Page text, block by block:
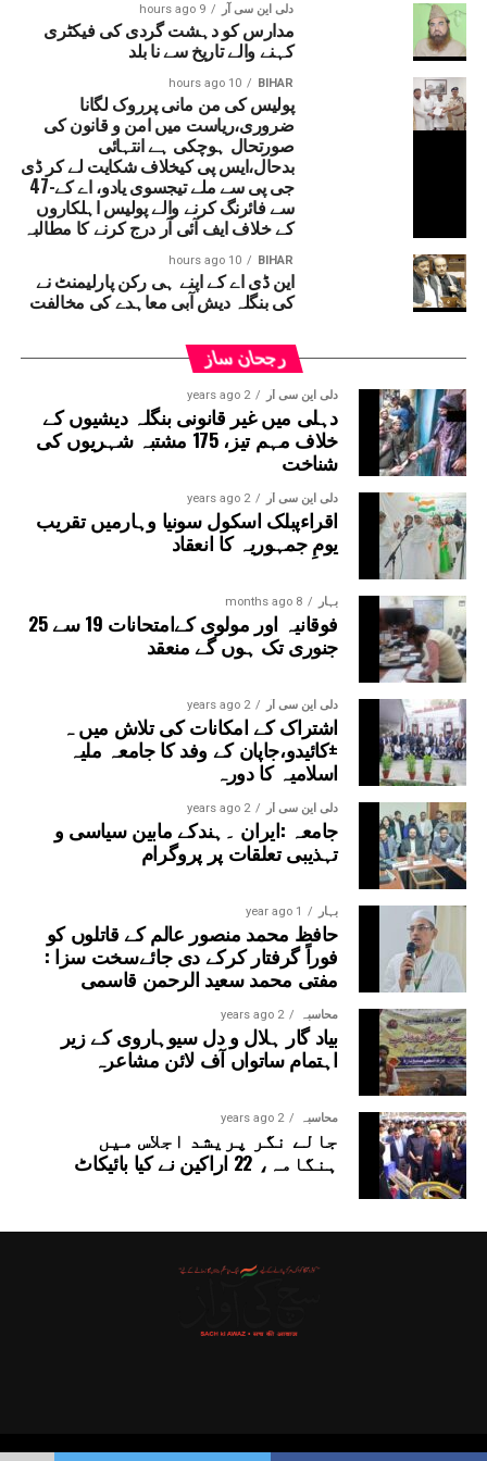
ایسوسی ایشن کے میڈیا انچارج وویک کمار نے کہا کہ اگر اساتذہ
کی آواز دبانے کا سلسلہ جاری رہا تو تنظیم جلد ہی “پول کھول
مہم” شروع کرے گی۔ اس مہم کے ذریعے عام اساتذہ کے
سامنے ایسے تمام معاملات کو منظرِ عام پر لایا جائے گا جن میں
اساتذہ نے اپنے خلاف غیر ضروری دباؤ، بے بنیاد شکایات یا
کارروائی کی کوششوں کا الزام عائد کیا ہے۔ تنظیم نے واضح
کیا کہ یہ مہم صرف مصدقہ حقائق اور دستیاب سرکاری
ریکارڈ کی بنیاد پر چلائی جائے گی۔بہار اسٹیٹ ٹیچرس ایسوسی
ایشن نے دوٹوک انداز میں کہا کہ وہ ہر استاد کے وقار، آزادیٔ
اظہار اور آئینی حقوق کے تحفظ کے لیے ہمیشہ جدوجہد کرتی
رہے گی اور ضرورت پڑنے پر جمہوری اور قانونی طریقوں سے
وسیع پیمانے پر تحریک بھی چلائے گی۔
دلی این سی آر 9 hours ago
مدارس کو دہشت گردی کی فیکٹری
کہنے والے تاریخ سے نا بلد
BIHAR
10 hours ago
پولیس کی من مانی پرروک لگانا
ضروری،ریاست میں امن و قانون کی
صورتحال ہوچکی ہے انتہائی
بدحال،ایس پی کیخلاف شکایت لے کر ڈی
جی پی سے ملے تیجسوی یادو، اے کے-47
سے فائرنگ کرنے والے پولیس اہلکاروں
کے خلاف ایف آئی آر درج کرنے کا مطالبہ
BIHAR
10 hours ago
این ڈی اے کے اپنے ہی رکن پارلیمنٹ نے
کی بنگلہ دیش آبی معاہدے کی مخالفت
رجحان ساز
دلی این سی آر 2 years ago
دہلی میں غیر قانونی بنگلہ دیشیوں کے
خلاف مہم تیز، 175 مشتبہ شہریوں کی
شناخت
دلی این سی آر 2 years ago
اقراءپبلک اسکول سونیا وہارمیں تقریب
یومِ جمہوریہ کا انعقاد
بہار 8 months ago
فوقانیہ اور مولوی کےامتحانات 19 سے 25
جنوری تک ہوں گے منعقد
دلی این سی آر 2 years ago
اشتراک کے امکانات کی تلاش میں ہ
±کائیدو،جاپان کے وفد کا جامعہ ملیہ
اسلامیہ کا دورہ
دلی این سی آر 2 years ago
جامعہ :ایران ۔ہندکے مابین سیاسی و
تہذیبی تعلقات پر پروگرام
بہار 1 year ago
حافظ محمد منصور عالم کے قاتلوں کو
فوراً گرفتار کرکے دی جائےسخت سزا :
مفتی محمد سعید الرحمن قاسمی
محاسبہ 2 years ago
بیاد گار ہلال و دل سیوہاروی کے زیر
اہتمام ساتواں آف لائن مشاعرہ
محاسبہ 2 years ago
جالے نگر پریشد اجلاس میں
ہنگامہ، 22 اراکین نے کیا بائیکاٹ